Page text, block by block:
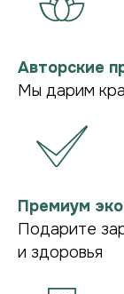
Авторские
Мы дарим
Премиум
Подарите
и здоровья